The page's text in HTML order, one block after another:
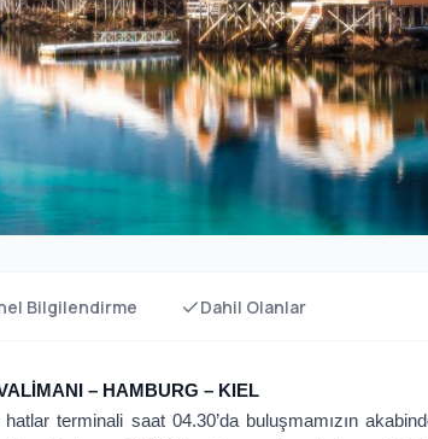
Bilgilendirme Dahil Olanlar
– HAMBURG – KIEL
hatlar terminali saat 04.30’da buluşmamızın